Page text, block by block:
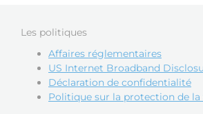
Les politiques
Affaires réglementaires
US Internet Broadband
Déclaration de confidentialité
Politique sur la protection de la